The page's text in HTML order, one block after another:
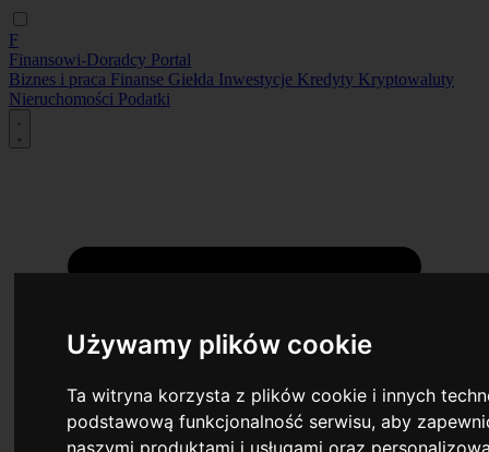
Używamy plików cookie
Ta witryna korzysta z plików cookie i innych
podstawową funkcjonalność serwisu,aby
naszymi produktami i usługami oraz
F
Finansowi-Doradcy Portal
Biznes i praca Finanse Giełda Inwestycje Kredyty Kryptowaluty
Nieruchomości Podatki